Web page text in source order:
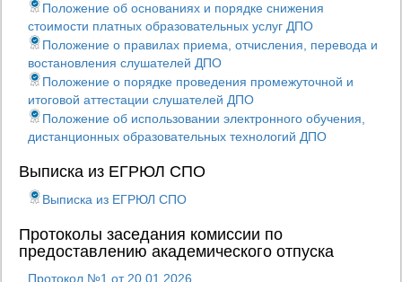
Положение об основаниях и порядке снижения
стоимости платных образовательных услуг ДПО
Положение о правилах приема, отчисления, перевода и
востановления слушателей ДПО
Положение о порядке проведения промежуточной и
итоговой аттестации слушателей ДПО
Положение об использовании электронного обучения,
дистанционных образовательных технологий ДПО
Выписка из ЕГРЮЛ СПО
Выписка из ЕГРЮЛ СПО
Протоколы заседания комиссии по
предоставлению академического отпуска
Протокол №1 от 20.01.2026